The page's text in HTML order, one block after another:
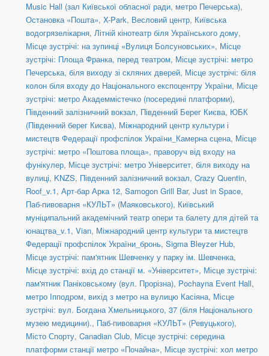
Music Hall (зал Київської обласної ради, метро Печерська),
Остановка «Пошта», X-Park, Весловий центр, Київська
водогрязелікарня, Літній кінотеатр біля Українського дому,
Місце зустрічі: на зупинці «Вулиця Болсуновських», Місце
зустрічі: Площа Франка, перед театром, Місце зустрічі: метро
Печерська, біля виходу зі скляних дверей, Місце зустрічі: біля
колон біля входу до Національного експоцентру України, Місце
зустрічі: метро Академмістечко (посередині платформи),
Південний залізничний вокзал, Південний Берег Києва, ЮБК
(Південний берег Києва), Міжнародний центр культури і
мистецтв Федерації профспілок України_Камерна сцена, Місце
зустрічі: метро «Поштова площа», праворуч від входу на
фунікулер, Місце зустрічі: метро Університет, біля виходу на
вулиці, KNZS, Південний залізничний вокзал, Crazy Quentin,
Roof_v.1, Арт-бар Арка 12, Samogon Grill Bar, Just in Space,
Паб-пивоварня «КУЛЬТ» (Маяковського), Київський
муніципальний академічний театр опери та балету для дітей та
юнацтва_v.1, Vian, Міжнародний центр культури та мистецтв
Федерації профспілок України_бронь, Sigma Bleyzer Hub,
Місце зустрічі: пам'ятник Шевченку у парку ім. Шевченка,
Місце зустрічі: вхід до станції м. «Університет», Місце зустрічі:
пам'ятник Паніковському (вул. Прорізна), Pochayna Event Hall,
метро Іпподром, вихід з метро на вулицю Касіяна, Місце
зустрічі: вул. Богдана Хмельницького, 37 (біля Національного
музею медицини)., Паб-пивоварня «КУЛЬТ» (Ревуцького),
Місто Спорту, Canadian Club, Місце зустрічі: середина
платформи станції метро «Почайна», Місце зустрічі: хол метро